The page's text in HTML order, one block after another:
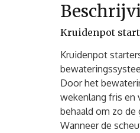
Kruidenpot
Kruidenpot
Door het
wekenlang fris en
behaald om zo de
Wanneer de